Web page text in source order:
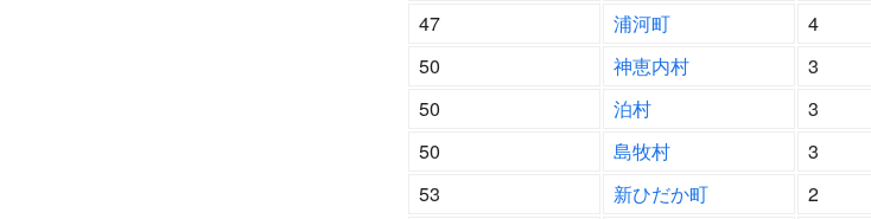
47
浦河町 4
50
神恵内村 3
50
泊村 3
50
島牧村 3
53
新ひだか町 2